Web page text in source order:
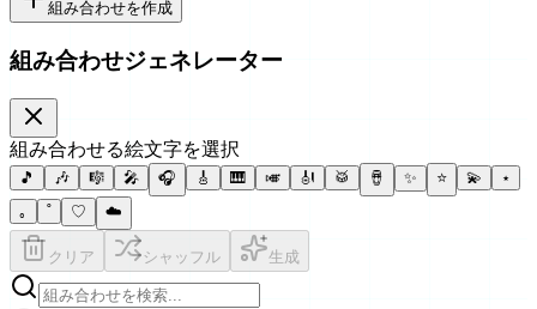
組み合わせを作成
組み合わせジェネレーター
組み合わせる絵文字を選択
🎵 🎶 🎼 🎤 🎧 🎸 🎹 🎺 🎻 🥁 🪘 ✨ ⭐ 💫
⋆
｡
˚ ♡ ☁️
クリア シャッフル 生成